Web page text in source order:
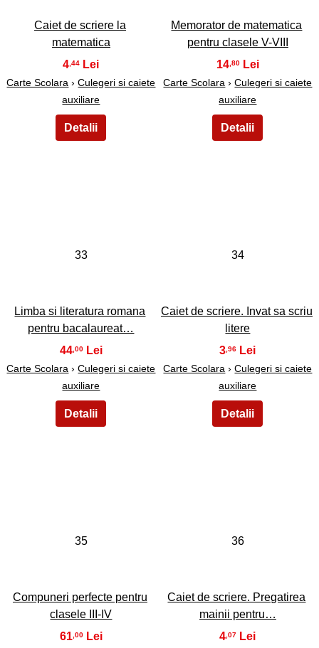
Caiet de scriere la
matematica
4 ,44
Carte Scolara ›Culegeri si caiete
auxiliare
Memorator de matematica
pentru clasele V-VIII
14 ,80
Carte Scolara ›Culegeri si caiete
auxiliare
33
Limba si literatura romana
pentru bacalaureat…
44 ,00
Carte Scolara ›Culegeri si caiete
auxiliare
34
Caiet de scriere. Invat sa scriu
litere
3 ,96
Carte Scolara ›Culegeri si caiete
auxiliare
35
Compuneri perfecte pentru
clasele III-IV
61 ,00
36
Caiet de scriere. Pregatirea
mainii pentru…
4 ,07